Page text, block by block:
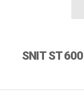
SNIT ST 600